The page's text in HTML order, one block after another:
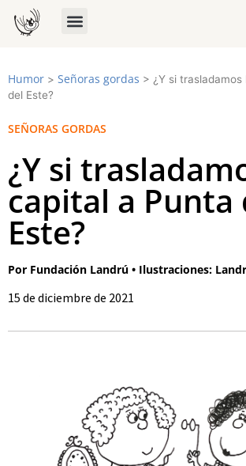
Humor > Señoras gordas > ¿Y si
del Este?
SEÑORAS GORDAS
¿Y si
capital a Punta
Este?
Por Fundación Landrú • Ilustraciones:
15 de diciembre de 2021